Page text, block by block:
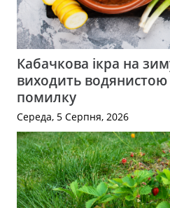
Кабачкова ікра на
виходить водянистою
помилку
Середа, 5 Серпня, 2026